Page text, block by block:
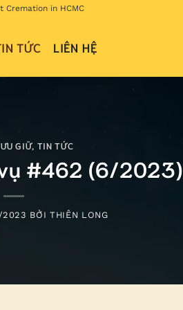
Cremation in HCMC
TỨC LIÊN HỆ
GIỮ, TIN TỨC
#462 (6/2023)
BỞITHIÊN LONG